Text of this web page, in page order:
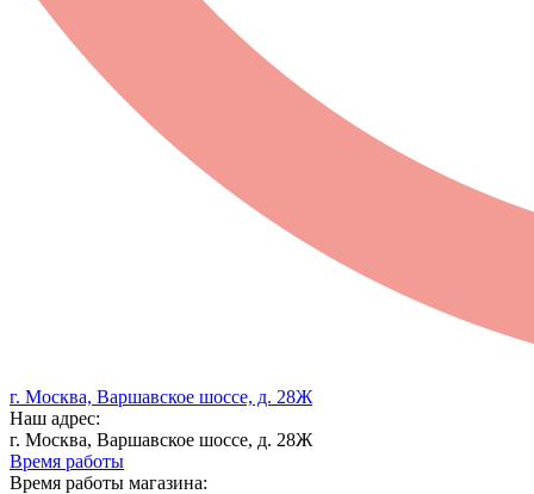
г. Москва, Варшавское шоссе, д. 28Ж
Наш адрес:
г. Москва, Варшавское шоссе, д. 28Ж
Время работы
Время работы магазина: